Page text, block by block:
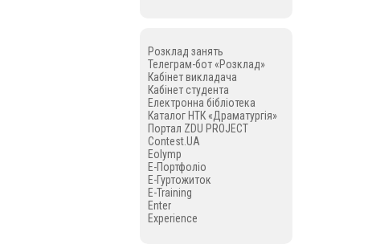
Розклад занять
Телеграм-бот «Розклад»
Кабінет викладача
Кабінет студента
Електронна бібліотека
Каталог НТК «Драматургія»
Портал ZDU PROJECT
Contest.UA
Eolymp
E-Портфоліо
E-Гуртожиток
E-Training
Enter
Experience